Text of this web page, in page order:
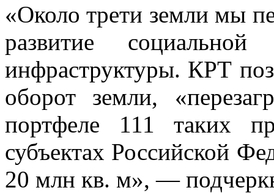
«Около трети земли мы
развитие
инфраструктуры. КРТ
оборот земли,
портфеле 111 таких
субъектах Российской
20 млн кв. м», —